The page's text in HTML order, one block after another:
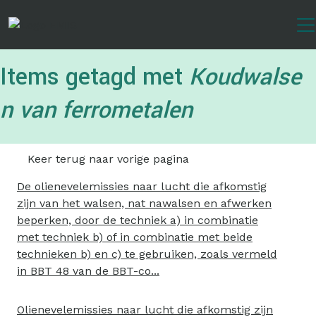
inhoud
gaan
Items getagd met Koudwalse
n van ferrometalen
Keer terug naar vorige pagina
De olienevelemissies naar lucht die afkomstig
zijn van het walsen, nat nawalsen en afwerken
beperken, door de techniek a) in combinatie
met techniek b) of in combinatie met beide
technieken b) en c) te gebruiken, zoals vermeld
in BBT 48 van de BBT-co...
Olienevelemissies naar lucht die afkomstig zijn